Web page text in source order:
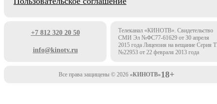
+7 812 320 20 50
info@kinotv.ru
Телеканал «КИНОТВ». Свидетельство
СМИ Эл №ФС77-61629 от 30 апреля
2015 года Лицензия на вещание Серия
№22953 от 22 февраля 2013 года
Все права защищены © 2026 «КИНОТВ»18+